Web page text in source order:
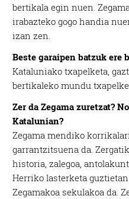
bertikala egin nuen.
irabazteko gogo handia
izan zen.
Beste garaipen batzuk ere
Kataluniako txapelketa,
bertikaleko mundu
Zer da Zegama zuretzat?
Katalunian?
Zegama mendiko
garrantzitsuena da.
historia, zalegoa,
Herriko lasterketa
Zegamakoa sekulakoa da.